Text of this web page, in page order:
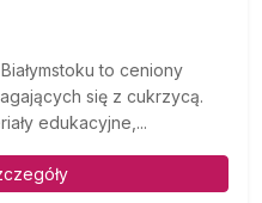
to ceniony
się z cukrzycą.
edukacyjne,...